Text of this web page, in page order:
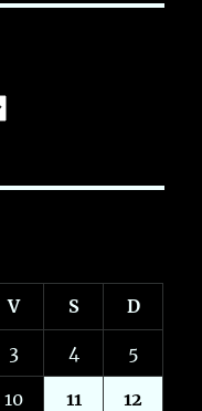
V S D
3 4 5
10 11 12